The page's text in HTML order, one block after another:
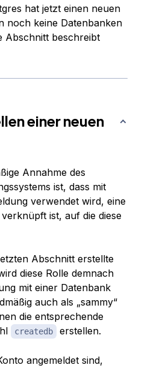
hat jetzt einen neuen
noch keine Datenbanken
Abschnitt beschreibt
einer neuen
Annahme des
ist, dass mit
verwendet wird, eine
ist, auf die diese
Abschnitt erstellte
diese Rolle demnach
mit einer Datenbank
auch als „sammy“
die entsprechende
createdb erstellen.
angemeldet sind,